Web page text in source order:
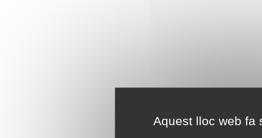
Aquest lloc web fa